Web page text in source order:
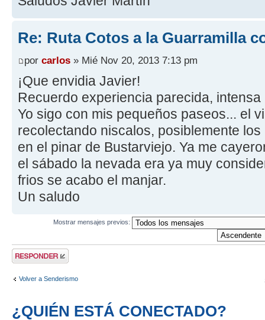
Re: Ruta Cotos a la Guarramilla
por carlos » Mié Nov 20, 2013 7:13 pm
¡Que envidia Javier!
Recuerdo experiencia parecida,
Yo sigo con mis pequeños paseos... el
recolectando niscalos, posiblemente
en el pinar de Bustarviejo. Ya me
el sábado la nevada era ya muy
frios se acabo el manjar.
Un saludo
Mostrar mensajes previos:
Publicar una
respuesta
Volver a Senderismo
¿QUIÉN ESTÁ CONECTADO?